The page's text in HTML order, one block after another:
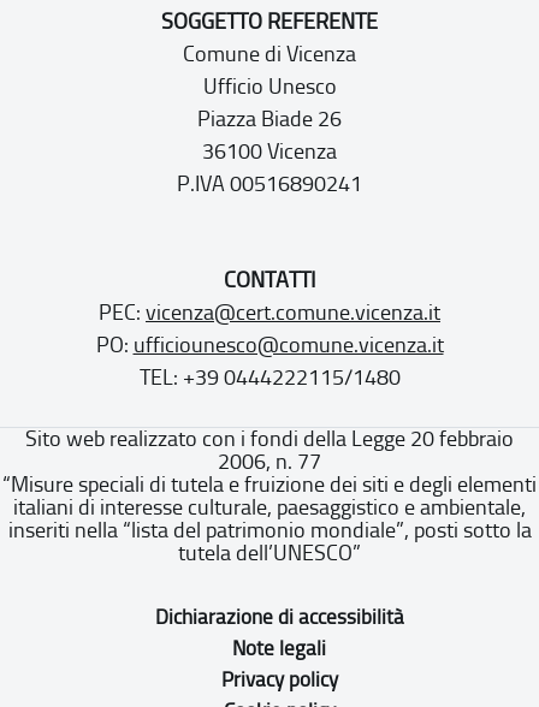
SOGGETTO REFERENTE
Comune di Vicenza
Ufficio Unesco
Piazza Biade 26
36100 Vicenza
P.IVA 00516890241
CONTATTI
PEC: vicenza@cert.comune.vicenza.it
PO: ufficiounesco@comune.vicenza.it
TEL: +39 0444222115/1480
Sito web realizzato con i fondi della Legge 20 febbraio
2006, n. 77
“Misure speciali di tutela e fruizione dei siti e degli elementi
italiani di interesse culturale, paesaggistico e ambientale,
inseriti nella “lista del patrimonio mondiale”, posti sotto la
tutela dell’UNESCO”
Dichiarazione di accessibilità
Note legali
Privacy policy